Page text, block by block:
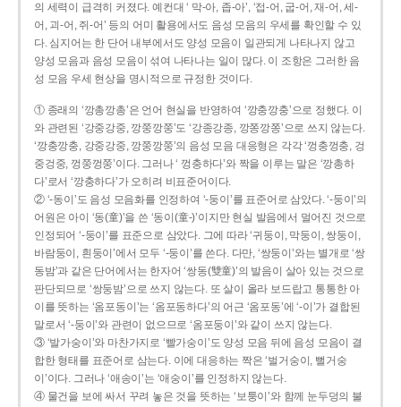
의 세력이 급격히 커졌다. 예컨대 ‘ 막-아, 좁-아’, ‘접-어, 굽-어, 재-어, 세-
어, 괴-어, 쥐-어’ 등의 어미 활용에서도 음성 모음의 우세를 확인할 수 있
다. 심지어는 한 단어 내부에서도 양성 모음이 일관되게 나타나지 않고
양성 모음과 음성 모음이 섞여 나타나는 일이 많다. 이 조항은 그러한 음
성 모음 우세 현상을 명시적으로 규정한 것이다.
① 종래의 ‘깡총깡총’은 언어 현실을 반영하여 ‘깡충깡충’으로 정했다. 이
와 관련된 ‘강중강중, 깡쭝깡쭝’도 ‘강종강종, 깡쫑깡쫑’으로 쓰지 않는다.
‘깡충깡충, 강중강중, 깡쭝깡쭝’의 음성 모음 대응형은 각각 ‘껑충껑충, 겅
중겅중, 껑쭝껑쭝’이다. 그러나 ‘ 껑충하다’와 짝을 이루는 말은 ‘깡총하
다’로서 ‘깡충하다’가 오히려 비표준어이다.
② ‘-동이’도 음성 모음화를 인정하여 ‘-둥이’를 표준어로 삼았다. ‘-둥이’의
어원은 아이 ‘동(童)’을 쓴 ‘동이(童-)’이지만 현실 발음에서 멀어진 것으로
인정되어 ‘-둥이’를 표준으로 삼았다. 그에 따라 ‘귀둥이, 막둥이, 쌍둥이,
바람둥이, 흰둥이’에서 모두 ‘-둥이’를 쓴다. 다만, ‘쌍둥이’와는 별개로 ‘쌍
동밤’과 같은 단어에서는 한자어 ‘쌍동(雙童)’의 발음이 살아 있는 것으로
판단되므로 ‘쌍둥밤’으로 쓰지 않는다. 또 살이 올라 보드랍고 통통한 아
이를 뜻하는 ‘옴포동이’는 ‘옴포동하다’의 어근 ‘옴포동’에 ‘-이’가 결합된
말로서 ‘-둥이’와 관련이 없으므로 ‘옴포둥이’와 같이 쓰지 않는다.
③ ‘발가숭이’와 마찬가지로 ‘빨가숭이’도 양성 모음 뒤에 음성 모음이 결
합한 형태를 표준어로 삼는다. 이에 대응하는 짝은 ‘벌거숭이, 뻘거숭
이’이다. 그러나 ‘애송이’는 ‘애숭이’를 인정하지 않는다.
④ 물건을 보에 싸서 꾸려 놓은 것을 뜻하는 ‘보퉁이’와 함께 눈두덩의 불